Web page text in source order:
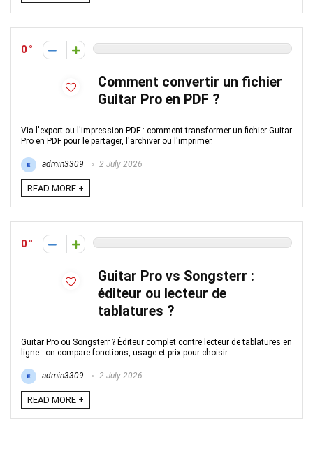
0
Comment convertir un fichier
Guitar Pro en PDF ?
Via l'export ou l'impression PDF : comment transformer un fichier Guitar
Pro en PDF pour le partager, l'archiver ou l'imprimer.
admin3309 2 July 2026
READ MORE +
0
Guitar Pro vs Songsterr :
éditeur ou lecteur de
tablatures ?
Guitar Pro ou Songsterr ? Éditeur complet contre lecteur de tablatures en
ligne : on compare fonctions, usage et prix pour choisir.
admin3309 2 July 2026
READ MORE +